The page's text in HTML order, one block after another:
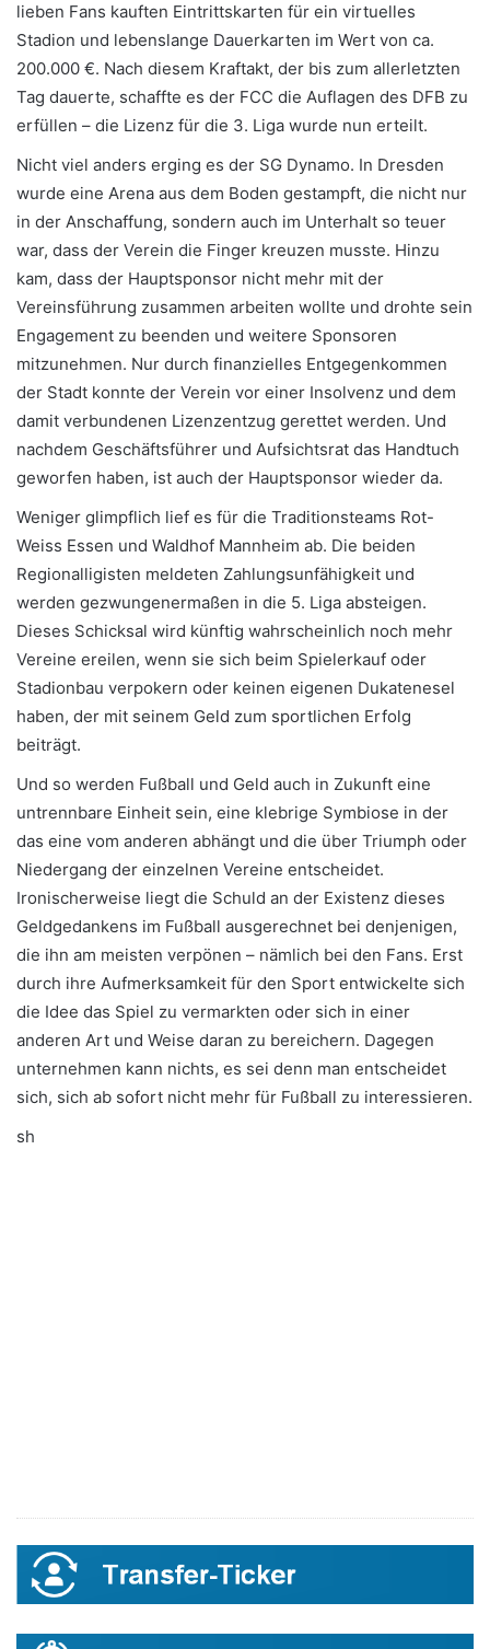
lieben Fans kauften Eintrittskarten für ein virtuelles
Stadion und lebenslange Dauerkarten im Wert von ca.
200.000 €. Nach diesem Kraftakt, der bis zum allerletzten
Tag dauerte, schaffte es der FCC die Auflagen des DFB zu
erfüllen – die Lizenz für die 3. Liga wurde nun erteilt.
Nicht viel anders erging es der SG Dynamo. In Dresden
wurde eine Arena aus dem Boden gestampft, die nicht nur
in der Anschaffung, sondern auch im Unterhalt so teuer
war, dass der Verein die Finger kreuzen musste. Hinzu
kam, dass der Hauptsponsor nicht mehr mit der
Vereinsführung zusammen arbeiten wollte und drohte sein
Engagement zu beenden und weitere Sponsoren
mitzunehmen. Nur durch finanzielles Entgegenkommen
der Stadt konnte der Verein vor einer Insolvenz und dem
damit verbundenen Lizenzentzug gerettet werden. Und
nachdem Geschäftsführer und Aufsichtsrat das Handtuch
geworfen haben, ist auch der Hauptsponsor wieder da.
Weniger glimpflich lief es für die Traditionsteams Rot-
Weiss Essen und Waldhof Mannheim ab. Die beiden
Regionalligisten meldeten Zahlungsunfähigkeit und
werden gezwungenermaßen in die 5. Liga absteigen.
Dieses Schicksal wird künftig wahrscheinlich noch mehr
Vereine ereilen, wenn sie sich beim Spielerkauf oder
Stadionbau verpokern oder keinen eigenen Dukatenesel
haben, der mit seinem Geld zum sportlichen Erfolg
beiträgt.
Und so werden Fußball und Geld auch in Zukunft eine
untrennbare Einheit sein, eine klebrige Symbiose in der
das eine vom anderen abhängt und die über Triumph oder
Niedergang der einzelnen Vereine entscheidet.
Ironischerweise liegt die Schuld an der Existenz dieses
Geldgedankens im Fußball ausgerechnet bei denjenigen,
die ihn am meisten verpönen – nämlich bei den Fans. Erst
durch ihre Aufmerksamkeit für den Sport entwickelte sich
die Idee das Spiel zu vermarkten oder sich in einer
anderen Art und Weise daran zu bereichern. Dagegen
unternehmen kann nichts, es sei denn man entscheidet
sich, sich ab sofort nicht mehr für Fußball zu interessieren.
sh